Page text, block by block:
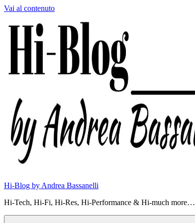
Vai al contenuto
Hi-Blog by Andrea Bassanelli
Hi-Tech, Hi-Fi, Hi-Res, Hi-Performance & Hi-much more…